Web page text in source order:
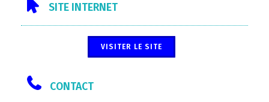
SITE INTERNET
VISITER LE SITE
CONTACT